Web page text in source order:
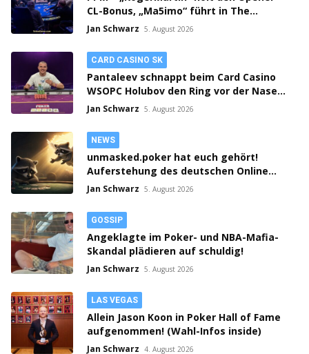
CL-Bonus, „Ma5imo“ führt in The
Gamblers PLO Championship!
Jan Schwarz 5. August 2026
CARD CASINO SK
Pantaleev schnappt beim Card Casino
WSOPC Holubov den Ring vor der Nase
weg! 3-fach Action in Samorin!
Jan Schwarz 5. August 2026
NEWS
unmasked.poker hat euch gehört!
Auferstehung des deutschen Online
Poker Rooms?!
Jan Schwarz 5. August 2026
GOSSIP
Angeklagte im Poker- und NBA-Mafia-
Skandal plädieren auf schuldig!
Jan Schwarz 5. August 2026
LAS VEGAS
Allein Jason Koon in Poker Hall of Fame
aufgenommen! (Wahl-Infos inside)
Jan Schwarz 4. August 2026